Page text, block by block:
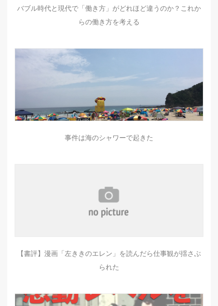
バブル時代と現代で「働き方」がどれほど違うのか？これか
らの働き方を考える
事件は海のシャワーで起きた
【書評】漫画「左ききのエレン」を読んだら仕事観が揺さぶ
られた